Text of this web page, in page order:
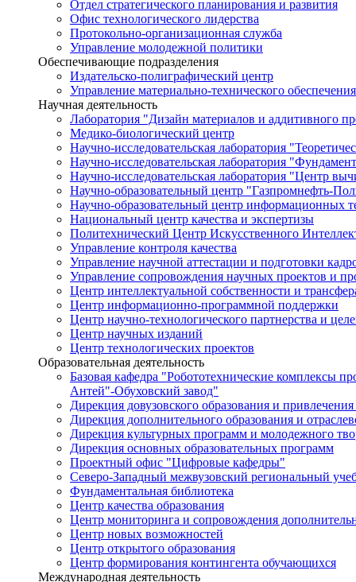
Отдел стратегического планирования и развития
Офис технологического лидерства
Протокольно-организационная служба
Управление молодежной политики
Обеспечивающие подразделения
Издательско-полиграфический центр
Управление материально-технического обеспечения
Научная деятельность
Лаборатория "Дизайн материалов и аддитивного
Медико-биологический центр
Научно-исследовательская лаборатория
Научно-исследовательская лаборатория
Научно-исследовательская лаборатория "Центр
Научно-образовательный центр "Газпромнефть-
Научно-образовательный центр информационных
Национальный центр качества и экспертизы
Политехнический Центр Искусственного
Управление контроля качества
Управление научной аттестации и подготовки
Управление сопровождения научных проектов и
Центр интеллектуальной собственности и
Центр информационно-программной поддержки
Центр научно-технологического партнерства и
Центр научных изданий
Центр технологических проектов
Образовательная деятельность
Базовая кафедра "Робототехнические комплексы
Антей"-Обуховский завод"
Дирекция довузовского образования и привлечения
Дирекция дополнительного образования и
Дирекция культурных программ и молодежного
Дирекция основных образовательных программ
Проектный офис "Цифровые кафедры"
Северо-Западный межвузовский региональный
Фундаментальная библиотека
Центр качества образования
Центр мониторинга и сопровождения
Центр новых возможностей
Центр открытого образования
Центр формирования контингента обучающихся
Международная деятельность